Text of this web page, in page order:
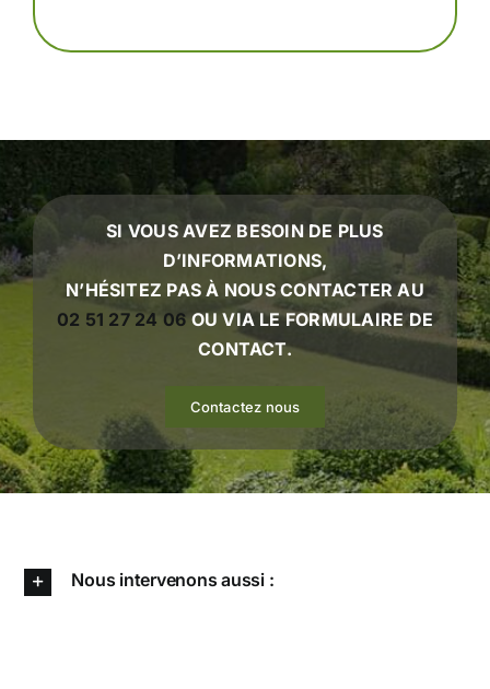
SI VOUS AVEZ BESOIN DE PLUS
D’INFORMATIONS,
N’HÉSITEZ PAS À NOUS CONTACTER AU
02 51 27 24 06 OU VIA LEFORMULAIRE DE
CONTACT.
Contactez nous
Nous intervenons aussi :